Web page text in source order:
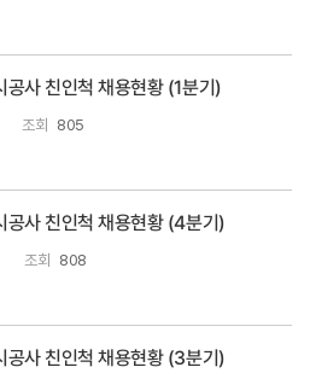
사 친인척 채용현황 (1분기)
조회 805
사 친인척 채용현황 (4분기)
조회 808
사 친인척 채용현황 (3분기)